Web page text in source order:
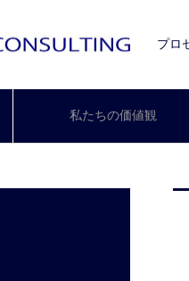
プロ
私たちの価値観